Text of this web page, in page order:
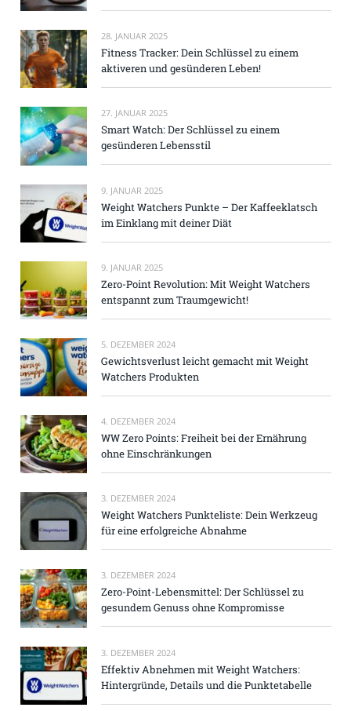
28. JANUAR 2025
Fitness Tracker: Dein Schlüssel zu einem
aktiveren und gesünderen Leben!
27. JANUAR 2025
Smart Watch: Der Schlüssel zu einem
gesünderen Lebensstil
9. JANUAR 2025
Weight Watchers Punkte – Der Kaffeeklatsch
im Einklang mit deiner Diät
9. JANUAR 2025
Zero-Point Revolution: Mit Weight Watchers
entspannt zum Traumgewicht!
5. DEZEMBER 2024
Gewichtsverlust leicht gemacht mit Weight
Watchers Produkten
4. DEZEMBER 2024
WW Zero Points: Freiheit bei der Ernährung
ohne Einschränkungen
3. DEZEMBER 2024
Weight Watchers Punkteliste: Dein Werkzeug
für eine erfolgreiche Abnahme
3. DEZEMBER 2024
Zero-Point-Lebensmittel: Der Schlüssel zu
gesundem Genuss ohne Kompromisse
3. DEZEMBER 2024
Effektiv Abnehmen mit Weight Watchers:
Hintergründe, Details und die Punktetabelle